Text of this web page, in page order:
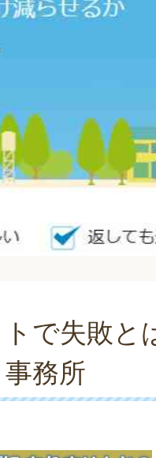
で失敗と
務所